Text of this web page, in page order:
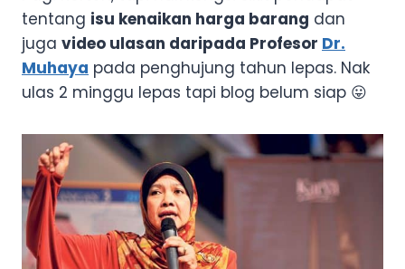
tentang isu kenaikan harga barang dan
juga video ulasan daripada Profesor Dr.
Muhaya pada penghujung tahun lepas. Nak
ulas 2 minggu lepas tapi blog belum siap 😛